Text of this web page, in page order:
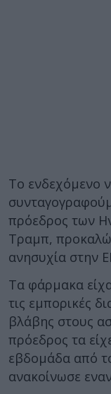
Το ενδεχόμενο
πρόεδρος των
Τραμπ,
ανησυχία στην
Τα φάρμακα
τις εμπορικές
βλάβης στους
πρόεδρος τα
εβδομάδα από
ανακοίνωσε